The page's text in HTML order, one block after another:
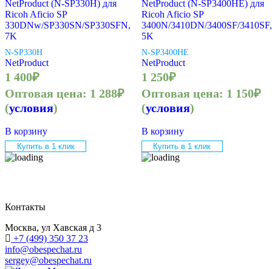
NetProduct (N-SP330H) для
Ricoh Aficio SP
330DNw/SP330SN/SP330SFN,
7K
N-SP330H
NetProduct
1 400₽
Оптовая цена: 1 288₽
(условия)
В корзину
Купить в 1 клик
NetProduct (N-SP3400HE) для
Ricoh Aficio SP
3400N/3410DN/3400SF/3410SF,
5K
N-SP3400HE
NetProduct
1 250₽
Оптовая цена: 1 150₽
(условия)
В корзину
Купить в 1 клик
Контакты
Москва, ул Хавская д 3
+7 (499) 350 37 23
info@obespechat.ru
sergey@obespechat.ru